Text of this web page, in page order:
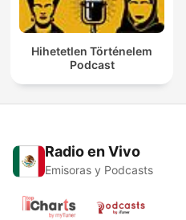
Hihetetlen Történelem
Podcast
Radio en Vivo
Emisoras y Podcasts